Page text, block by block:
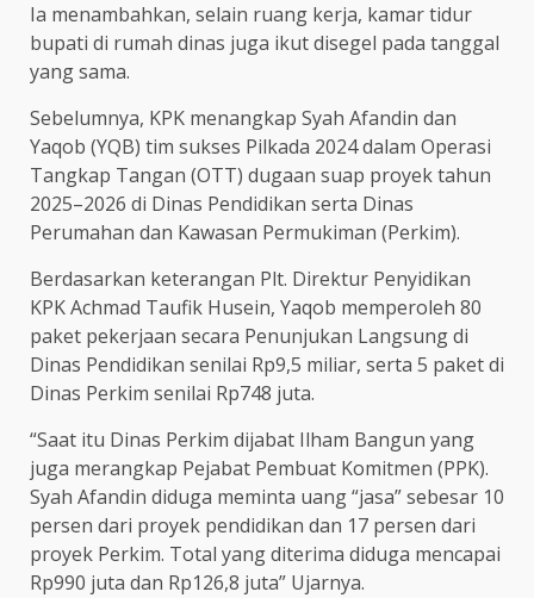
Ia menambahkan, selain ruang kerja, kamar tidur
bupati di rumah dinas juga ikut disegel pada tanggal
yang sama.
Sebelumnya, KPK menangkap Syah Afandin dan
Yaqob (YQB) tim sukses Pilkada 2024 dalam Operasi
Tangkap Tangan (OTT) dugaan suap proyek tahun
2025–2026 di Dinas Pendidikan serta Dinas
Perumahan dan Kawasan Permukiman (Perkim).
Berdasarkan keterangan Plt. Direktur Penyidikan
KPK Achmad Taufik Husein, Yaqob memperoleh 80
paket pekerjaan secara Penunjukan Langsung di
Dinas Pendidikan senilai Rp9,5 miliar, serta 5 paket di
Dinas Perkim senilai Rp748 juta.
“Saat itu Dinas Perkim dijabat Ilham Bangun yang
juga merangkap Pejabat Pembuat Komitmen (PPK).
Syah Afandin diduga meminta uang “jasa” sebesar 10
persen dari proyek pendidikan dan 17 persen dari
proyek Perkim. Total yang diterima diduga mencapai
Rp990 juta dan Rp126,8 juta” Ujarnya.